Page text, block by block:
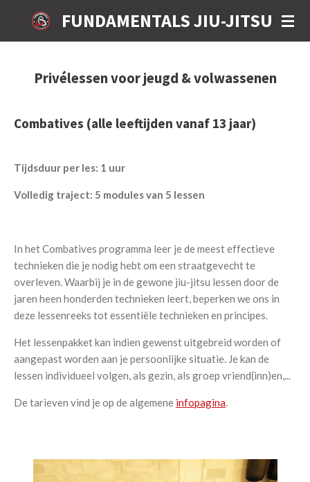
hoofdinhoud
FUNDAMENTALS JIU-JITSU
Privélessen voor jeugd & volwassenen
Combatives (alle leeftijden vanaf 13 jaar)
Tijdsduur per les: 1 uur
Volledig traject: 5 modules van 5 lessen
In het Combatives programma leer je de meest effectieve
technieken die je nodig hebt om een straatgevecht te
overleven. Waarbij je in de gewone jiu-jitsu lessen door de
jaren heen honderden technieken leert, beperken we ons in
deze lessenreeks tot essentiële technieken en principes.
Het lessenpakket kan indien gewenst uitgebreid worden of
aangepast worden aan je persoonlijke situatie. Je kan de
lessen individueel volgen, als gezin, als groep vriend(inn)en,...
De tarieven vind je op de algemene infopagina.